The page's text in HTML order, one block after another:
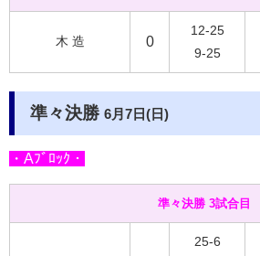
木 造 0
12-25
9-25
準々決勝 6月7日(日)
・Aﾌﾞﾛｯｸ・
準々決勝 3試合目
25-6